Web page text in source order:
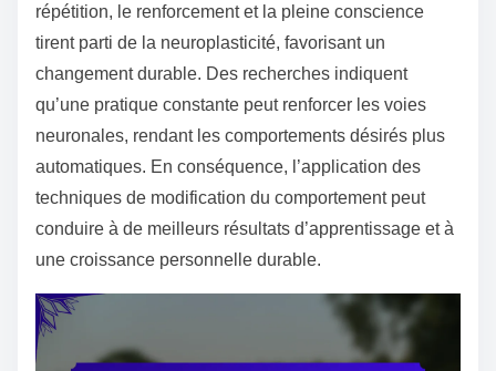
répétition, le renforcement et la pleine conscience
tirent parti de la neuroplasticité, favorisant un
changement durable. Des recherches indiquent
qu’une pratique constante peut renforcer les voies
neuronales, rendant les comportements désirés plus
automatiques. En conséquence, l’application des
techniques de modification du comportement peut
conduire à de meilleurs résultats d’apprentissage et à
une croissance personnelle durable.